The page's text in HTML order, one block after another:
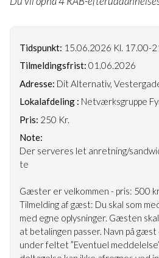
Tidspunkt: 15.06.2026 Kl. 17.00-
Tilmeldingsfrist: 01.06.2026
Adresse: Dit Alternativ,
Lokalafdeling : Netværksgruppe
Pris: 250 Kr.
Note:
Der serveres let anretning/
te
Gæster er velkommen - pris: 500
Tilmelding af gæst: Du skal som
med egne oplysninger. Gæsten
at betalingen passer. Navn på
under feltet ”Eventuel